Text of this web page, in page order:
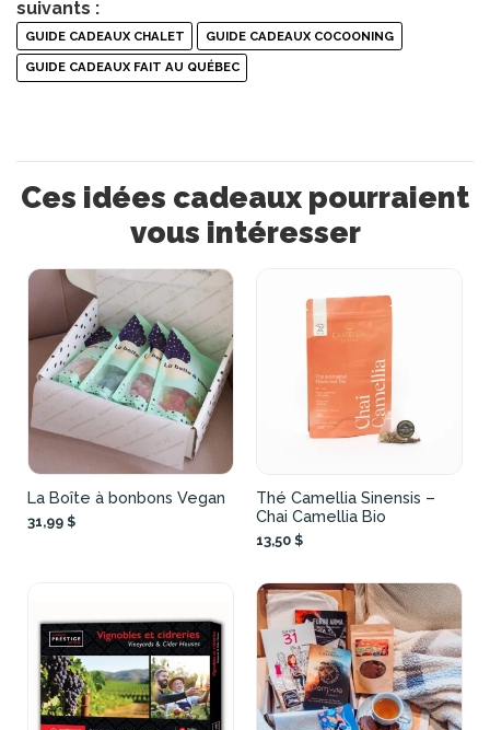
suivants :
GUIDE CADEAUX CHALET GUIDE CADEAUX COCOONING
GUIDE CADEAUX FAIT AU QUÉBEC
Ces idées cadeaux pourraient
vous intéresser
La Boîte à bonbons Vegan
31,99 $
Thé Camellia Sinensis –
Chai Camellia Bio
13,50 $